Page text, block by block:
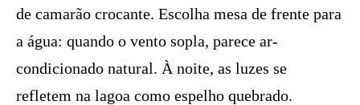
de camarão crocante. Escolha mesa de frente para
a água: quando o vento sopla, parece ar-
condicionado natural. À noite, as luzes se
refletem na lagoa como espelho quebrado.